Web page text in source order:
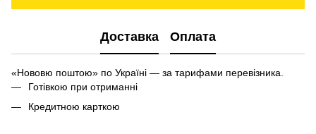
Доставка Оплата
«Нововю поштою» по Україні — за тарифами перевізника.
Готівкою при отриманні
Кредитною карткою